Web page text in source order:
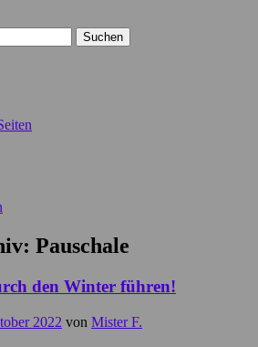
Pauschale
den Winter führen!
2022 von Mister F.